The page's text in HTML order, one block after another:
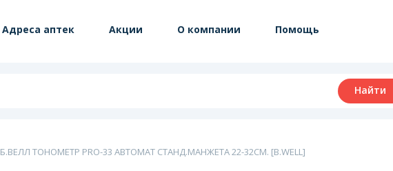
Адреса аптек Акции О компании Помощь
Найти
Б.ВЕЛЛ ТОНОМЕТР PRO-33 АВТОМАТ СТАНД.МАНЖЕТА 22-32СМ. [B.WELL]